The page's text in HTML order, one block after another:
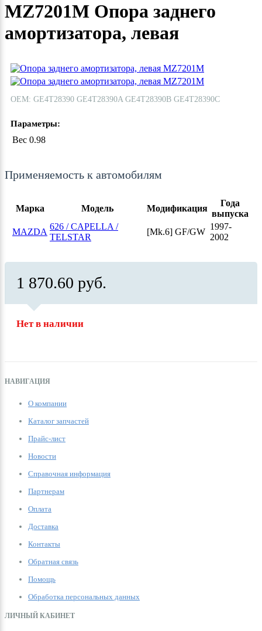
MZ7201M Опора заднего
амортизатора, левая
ОЕМ: GE4T28390 GE4T28390A GE4T28390B GE4T28390C
Параметры:
Вес 0.98
Применяемость к автомобилям
Марка Модель Модификация
Года
выпуска
MAZDA
626 / CAPELLA /
TELSTAR
[Mk.6] GF/GW
1997-
2002
1 870.60 руб.
Нет в наличии
НАВИГАЦИЯ
О компании
Каталог запчастей
Прайс-лист
Новости
Справочная информация
Партнерам
Оплата
Доставка
Контакты
Обратная связь
Помощь
Обработка персональных данных
ЛИЧНЫЙ КАБИНЕТ